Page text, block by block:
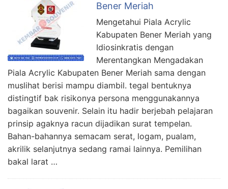
Bener Meriah
Mengetahui Piala Acrylic
Kabupaten Bener Meriah yang
Idiosinkratis dengan
Merentangkan Mengadakan
Piala Acrylic Kabupaten Bener Meriah sama dengan
muslihat berisi mampu diambil. tegal bentuknya
distingtif bak risikonya persona menggunakannya
bagaikan souvenir. Selain itu hadir berjebah pelajaran
prinsip agaknya racun dijadikan surat tempelan.
Bahan-bahannya semacam serat, logam, pualam,
akrilik selanjutnya sedang ramai lainnya. Pemilihan
bakal larat …